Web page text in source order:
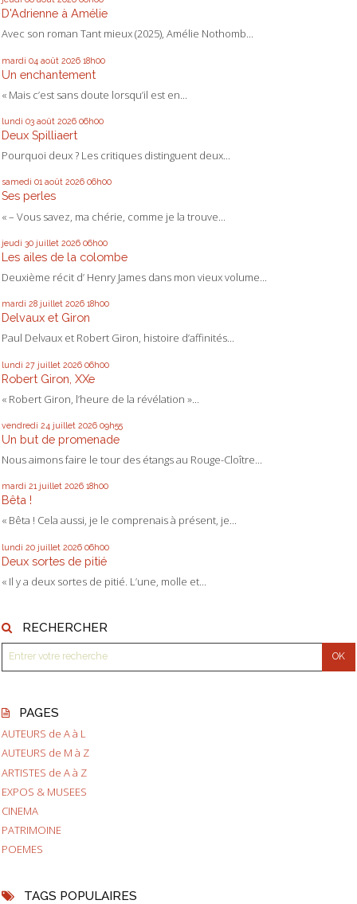
D'Adrienne à Amélie
Avec son roman Tant mieux (2025), Amélie Nothomb...
mardi 04 août 2026 18h00
Un enchantement
« Mais c’est sans doute lorsqu’il est en...
lundi 03 août 2026 06h00
Deux Spilliaert
Pourquoi deux ? Les critiques distinguent deux...
samedi 01 août 2026 06h00
Ses perles
« – Vous savez, ma chérie, comme je la trouve...
jeudi 30 juillet 2026 06h00
Les ailes de la colombe
Deuxième récit d’ Henry James dans mon vieux volume...
mardi 28 juillet 2026 18h00
Delvaux et Giron
Paul Delvaux et Robert Giron, histoire d’affinités...
lundi 27 juillet 2026 06h00
Robert Giron, XXe
« Robert Giron, l’heure de la révélation »...
vendredi 24 juillet 2026 09h55
Un but de promenade
Nous aimons faire le tour des étangs au Rouge-Cloître...
mardi 21 juillet 2026 18h00
Bêta !
« Bêta ! Cela aussi, je le comprenais à présent, je...
lundi 20 juillet 2026 06h00
Deux sortes de pitié
« Il y a deux sortes de pitié. L’une, molle et...
RECHERCHER
PAGES
AUTEURS de A à L
AUTEURS de M à Z
ARTISTES de A à Z
EXPOS & MUSEES
CINEMA
PATRIMOINE
POEMES
TAGS POPULAIRES